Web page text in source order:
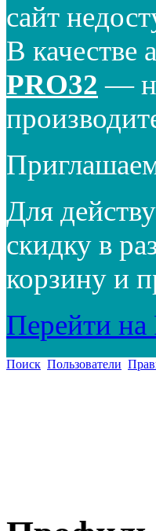
сайт
В качестве
PRO32 —
Для
скидку в
корзину и
Перейти на
Поиск Пользователи